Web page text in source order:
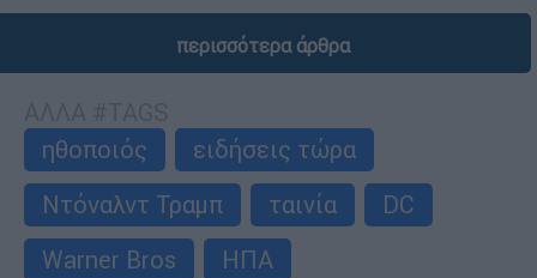
περισσότερα άρθρα
ηθοποιός
ειδήσεις τώρα
Ντόναλντ Τραμπ
ταινία
DC
Warner Bros
ΗΠΑ